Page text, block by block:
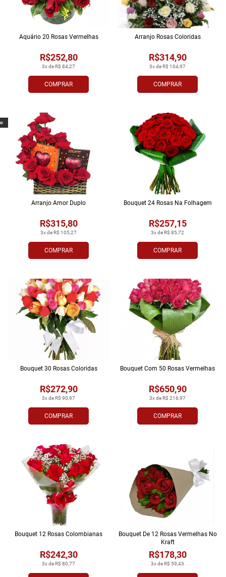
COMPRAR
3x de R$ 84,27
R$252,80
Aquário 20 Rosas Vermelhas
COMPRAR
3x de R$ 104,97
R$314,90
Arranjo Rosas Coloridas
COMPRAR
3x de R$ 105,27
R$315,80
Arranjo Amor Duplo
COMPRAR
3x de R$ 85,72
R$257,15
Bouquet 24 Rosas Na Folhagem
COMPRAR
3x de R$ 90,97
R$272,90
Bouquet 30 Rosas Coloridas
COMPRAR
3x de R$ 216,97
R$650,90
Bouquet Com 50 Rosas Vermelhas
3x de R$ 80,77
R$242,30
Bouquet 12 Rosas Colombianas
3x de R$ 59,43
R$178,30
Bouquet De 12 Rosas Vermelhas No
Kraft